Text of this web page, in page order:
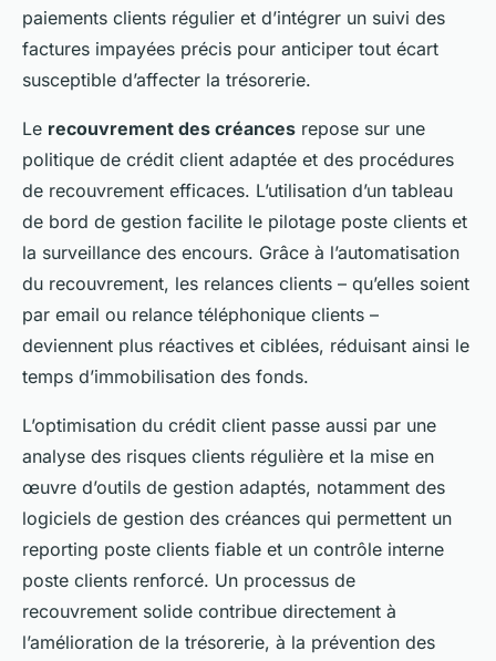
paiements clients régulier et d’intégrer un suivi des
factures impayées précis pour anticiper tout écart
susceptible d’affecter la trésorerie.
Le recouvrement des créances repose sur une
politique de crédit client adaptée et des procédures
de recouvrement efficaces. L’utilisation d’un tableau
de bord de gestion facilite le pilotage poste clients et
la surveillance des encours. Grâce à l’automatisation
du recouvrement, les relances clients – qu’elles soient
par email ou relance téléphonique clients –
deviennent plus réactives et ciblées, réduisant ainsi le
temps d’immobilisation des fonds.
L’optimisation du crédit client passe aussi par une
analyse des risques clients régulière et la mise en
œuvre d’outils de gestion adaptés, notamment des
logiciels de gestion des créances qui permettent un
reporting poste clients fiable et un contrôle interne
poste clients renforcé. Un processus de
recouvrement solide contribue directement à
l’amélioration de la trésorerie, à la prévention des